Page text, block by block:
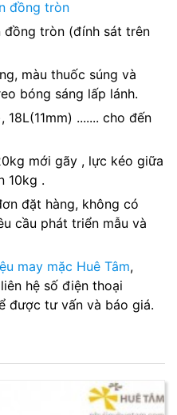
đồng tròn
đồng tròn (đính sát trên
màu thuốc súng và
bóng sáng lấp lánh.
....... cho đến
mới gãy , lực kéo giữa
10kg .
đặt hàng, không có
cầu phát triển mẫu và
may mặc Huê Tâm,
hệ số điện thoại
được tư vấn và báo giá.